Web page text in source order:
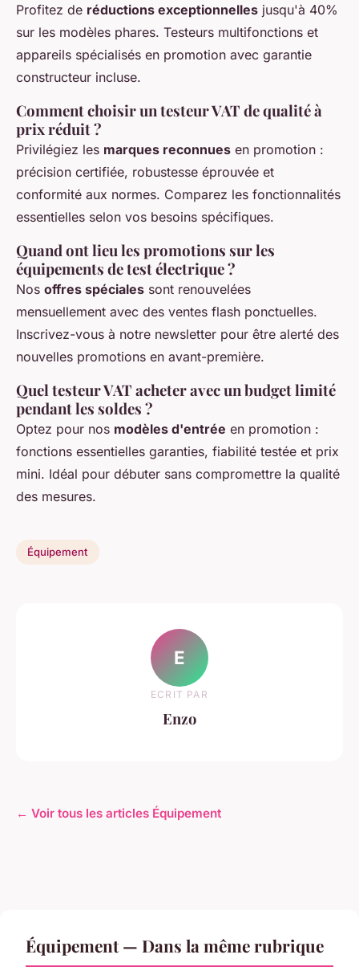
Profitez de réductions exceptionnelles jusqu'à 40%
sur les modèles phares. Testeurs multifonctions et
appareils spécialisés en promotion avec garantie
constructeur incluse.
Comment choisir un testeur VAT de qualité à
prix réduit ?
Privilégiez les marques reconnues en promotion :
précision certifiée, robustesse éprouvée et
conformité aux normes. Comparez les fonctionnalités
essentielles selon vos besoins spécifiques.
Quand ont lieu les promotions sur les
équipements de test électrique ?
Nos offres spéciales sont renouvelées
mensuellement avec des ventes flash ponctuelles.
Inscrivez-vous à notre newsletter pour être alerté des
nouvelles promotions en avant-première.
Quel testeur VAT acheter avec un budget limité
pendant les soldes ?
Optez pour nos modèles d'entrée en promotion :
fonctions essentielles garanties, fiabilité testée et prix
mini. Idéal pour débuter sans compromettre la qualité
des mesures.
Équipement
E
ECRIT PAR
Enzo
← Voir tous les articles Équipement
Équipement — Dans la même rubrique